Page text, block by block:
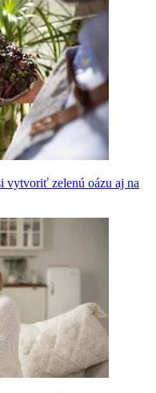
vytvoriť zelenú oázu aj na